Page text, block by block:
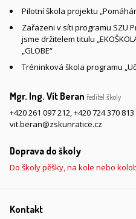
Pilotní škola projektu
Zařazeni v síti programu SZU
jsme držitelem titulu
„GLOBE“
Tréninková škola programu
Mgr. Ing. Vít Beran ředitel školy
+420 261 097 212,+420 724 370 813
vit.beran@zskunratice.cz
Doprava do školy
Do školy pěšky, na kole nebo
Kontakt